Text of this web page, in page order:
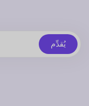
يُقدِّم